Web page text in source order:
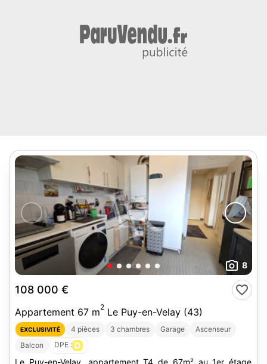
8
108 000 €
Appartement 67 m2 Le Puy-en-Velay (43)
EXCLUSIVITÉ 4 pièces 3 chambres Garage
Ascenseur
Balcon
DPE : D
Le Puy-en-Velay, appartement T4 de 67m² au 1er étage